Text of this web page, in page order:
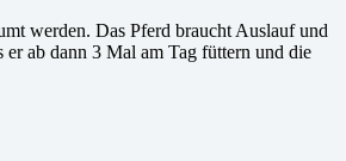
werden. Das Pferd braucht Auslauf und
er ab dann 3 Mal am Tag füttern und die